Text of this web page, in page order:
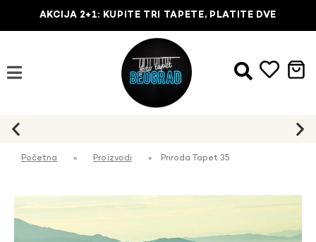
AKCIJA 2+1: KUPITE TRI TAPETE, PLATITE DVE
Početna » Proizvodi » Priroda Tapet 35